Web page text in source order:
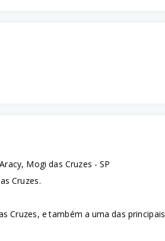
Mogi das Cruzes - SP
Cruzes.
Cruzes, e também a uma das principais